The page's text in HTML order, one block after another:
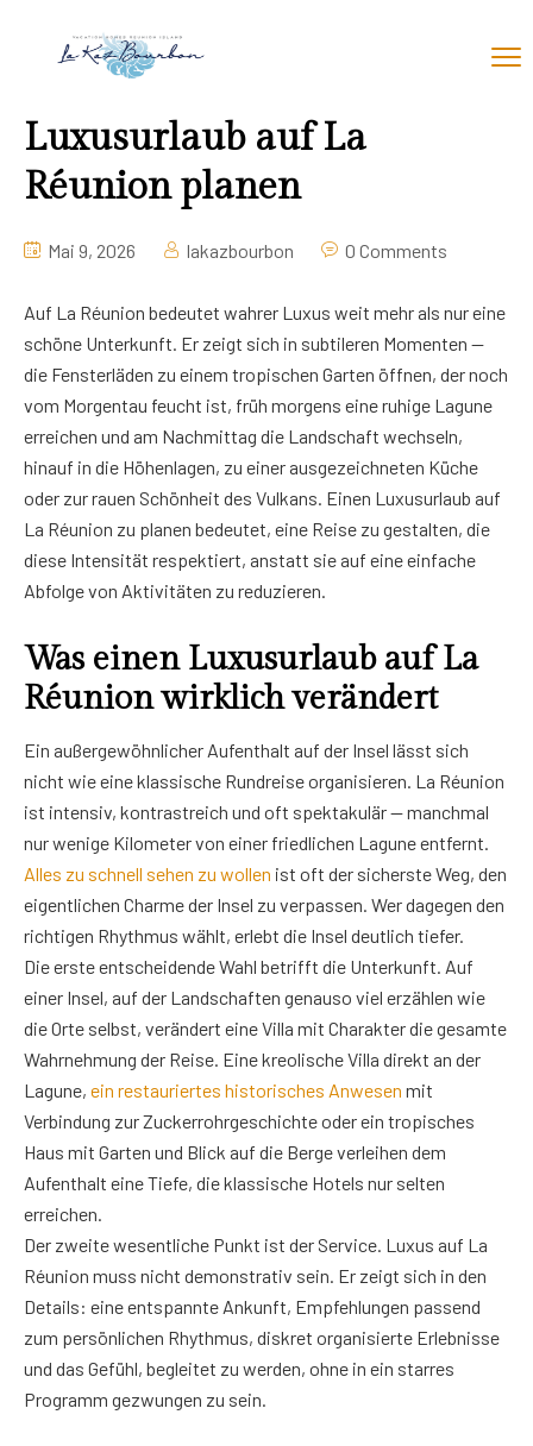
Luxusurlaub auf La
Réunion planen
Mai 9, 2026 lakazbourbon 0 Comments
Auf La Réunion bedeutet wahrer Luxus weit mehr als nur eine
schöne Unterkunft. Er zeigt sich in subtileren Momenten —
die Fensterläden zu einem tropischen Garten öffnen, der noch
vom Morgentau feucht ist, früh morgens eine ruhige Lagune
erreichen und am Nachmittag die Landschaft wechseln,
hinauf in die Höhenlagen, zu einer ausgezeichneten Küche
oder zur rauen Schönheit des Vulkans. Einen Luxusurlaub auf
La Réunion zu planen bedeutet, eine Reise zu gestalten, die
diese Intensität respektiert, anstatt sie auf eine einfache
Abfolge von Aktivitäten zu reduzieren.
Was einen Luxusurlaub auf La
Réunion wirklich verändert
Ein außergewöhnlicher Aufenthalt auf der Insel lässt sich
nicht wie eine klassische Rundreise organisieren. La Réunion
ist intensiv, kontrastreich und oft spektakulär — manchmal
nur wenige Kilometer von einer friedlichen Lagune entfernt.
Alles zu schnell sehen zu wollen ist oft der sicherste Weg, den
eigentlichen Charme der Insel zu verpassen. Wer dagegen den
richtigen Rhythmus wählt, erlebt die Insel deutlich tiefer.
Die erste entscheidende Wahl betrifft die Unterkunft. Auf
einer Insel, auf der Landschaften genauso viel erzählen wie
die Orte selbst, verändert eine Villa mit Charakter die gesamte
Wahrnehmung der Reise. Eine kreolische Villa direkt an der
Lagune, ein restauriertes historisches Anwesen mit
Verbindung zur Zuckerrohrgeschichte oder ein tropisches
Haus mit Garten und Blick auf die Berge verleihen dem
Aufenthalt eine Tiefe, die klassische Hotels nur selten
erreichen.
Der zweite wesentliche Punkt ist der Service. Luxus auf La
Réunion muss nicht demonstrativ sein. Er zeigt sich in den
Details: eine entspannte Ankunft, Empfehlungen passend
zum persönlichen Rhythmus, diskret organisierte Erlebnisse
und das Gefühl, begleitet zu werden, ohne in ein starres
Programm gezwungen zu sein.